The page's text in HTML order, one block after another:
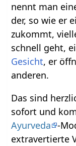
nennt man
der, so wie er
zukommt,
schnell geht,
Gesicht, er
anderen.
Das sind
sofort und
Ayurveda -
extravertierte